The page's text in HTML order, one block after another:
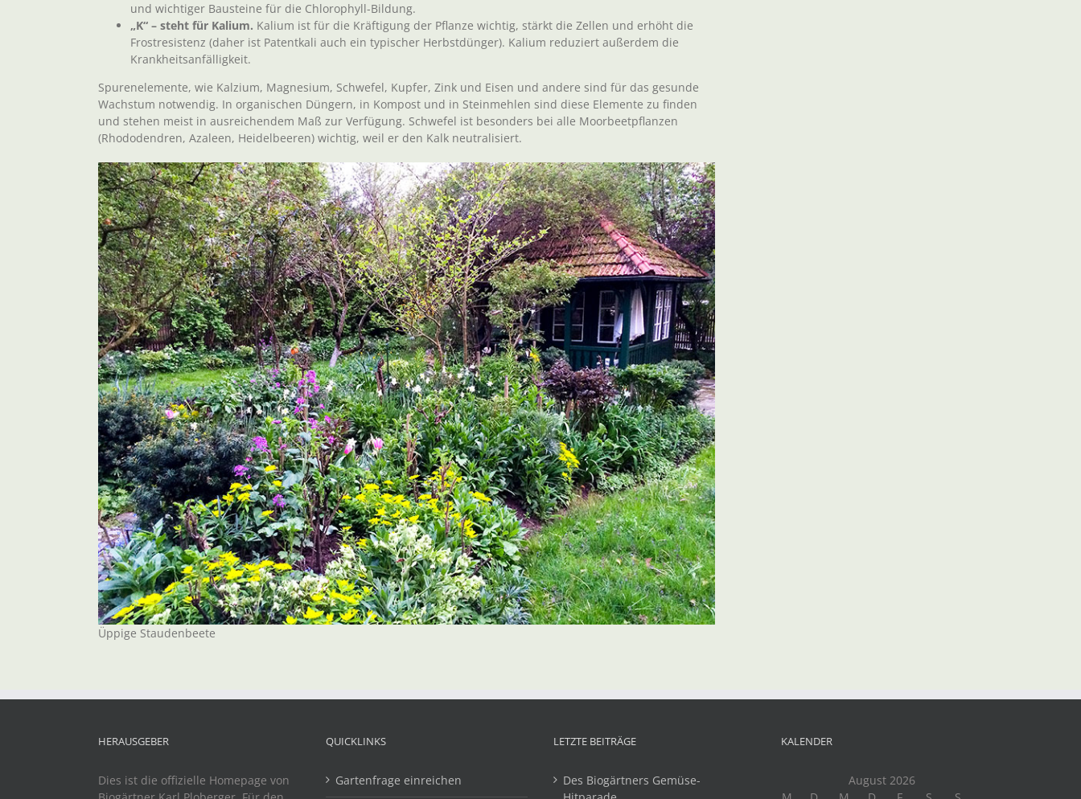
und wichtiger Bausteine für die Chlorophyll-Bildung.
„K“ – steht für Kalium. Kalium ist für die Kräftigung der Pflanze wichtig, stärkt die Zellen und erhöht die
Frostresistenz (daher ist Patentkali auch ein typischer Herbstdünger). Kalium reduziert außerdem die
Krankheitsanfälligkeit.
Spurenelemente, wie Kalzium, Magnesium, Schwefel, Kupfer, Zink und Eisen und andere sind für das gesunde
Wachstum notwendig. In organischen Düngern, in Kompost und in Steinmehlen sind diese Elemente zu finden
und stehen meist in ausreichendem Maß zur Verfügung. Schwefel ist besonders bei alle Moorbeetpflanzen
(Rhododendren, Azaleen, Heidelbeeren) wichtig, weil er den Kalk neutralisiert.
Üppige Staudenbeete
HERAUSGEBER
Dies ist die offizielle Homepage von
QUICKLINKS
Gartenfrage einreichen
LETZTE BEITRÄGE
Des Biogärtners Gemüse-
KALENDER
August 2026